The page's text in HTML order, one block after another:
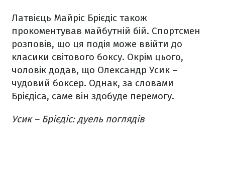
Латвієць Майріс Брієдіс також
прокоментував майбутній бій. Спортсмен
розповів, що ця подія може ввійти до
класики світового боксу. Окрім цього,
чоловік додав, що Олександр Усик –
чудовий боксер. Однак, за словами
Брієдіса, саме він здобуде перемогу.
Усик – Брієдіс: дуель поглядів